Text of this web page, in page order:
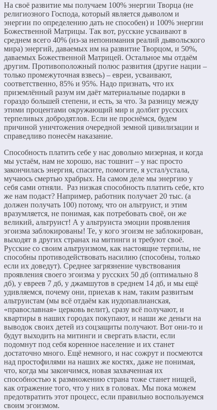
На своё развитие мы получаем 100% энергии Творца (не
религиозного Господа, который является дьяволом и
энергии по определению дать не способен) и 100% энергии
Божественной Матрицы. Так вот, русские усваивают в
среднем всего 40% (из-за непонимания реалий дьявольского
мира) энергий, даваемых им на развитие Творцом, и 50%,
даваемых Божественной Матрицей. Остальное мы отдаём
другим. Противоположный полюс развития (другие нации –
только промежуточная взвесь) – евреи, усваивают,
соответственно, 85% и 95%. Надо признать, что их
приземлённый разум им даёт материальные подарки в
гораздо большей степени, и есть, за что. За разницу между
этими процентами окружающий мир и долбит русских
терпеливых добродятлов. Если не проснёмся, будем
причиной уничтожения очередной земной цивилизации и
справедливо понесём наказание.
Способность платить себе у нас довольно мизерная, и когда
мы устаём, нам не хорошо, нас тошнит – у нас просто
закончилась энергия, спасите, помогите, я устал/устала,
мучаюсь смертью храбрых. На самом деле мы энергию у
себя сами отняли. Раз низкая способность платить себе, кто
же нам подаст? Например, работник получает 20 тыс. (а
должен получать 100) потому, что он альтруист, и этим
вразумляется, не понимая, как потребовать своё, он же
великий, альтруист! А у альтруиста эмоции проявления
эгоизма заблокированы! Те, у кого эгоизм не заблокирован,
выходят в других странах на митинги и требуют своё.
Русские со своим альтруизмом, как настоящие терпилы, не
способны противодействовать насилию (способны, только
если их доведут). Среднее загрязнение чувствования
проявления своего эгоизма у русских 50 дб (оптимально 8
дб), у евреев 7 дб, у джамшутов в среднем 14 дб, и мы ещё
удивляемся, почему они, приехав к нам, таким развитым
альтруистам (мы всё отдаём как иудопавлианская,
«православная» церковь велит), сразу всё получают, и
квартиры в наших городах покупают, и наши же деньги на
выводок своих детей из соцзащиты получают. Вот они-то и
будут выходить на митинги и свергать власти, если
подомнут под себя коренное население и их станет
достаточно много. Ещё немного, и нас сожрут и посмеются
над простофилями на наших же костях, даже не понимая,
что, когда мы закончимся, новая захваченная их
способностью к размножению страна тоже станет нищей,
как отражение того, что у них в головах. Мы пока можем
предотвратить этот процесс, если правильно воспользуемся
своим эгоизмом.